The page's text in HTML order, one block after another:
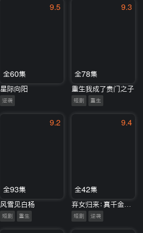
9.5
全60集
星际向阳
逆袭
9.3
全78集
重生我成了贵门之子
短剧 重生
9.2
全93集
风雪见白杨
短剧 重生
9.4
全42集
短剧 逆袭